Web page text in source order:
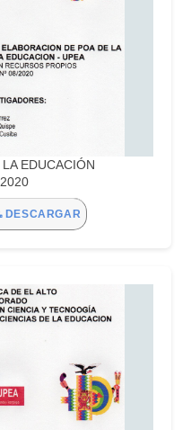
EDUCACIÓN
DESCARGAR